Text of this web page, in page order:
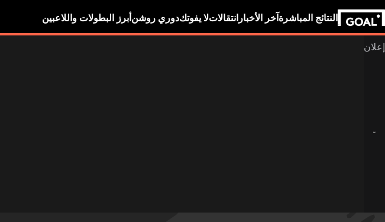
النتائج المباشرة آخر الأخبار انتقالاتلا يفوتكدوري روشن أبرز البطولات واللاعبين